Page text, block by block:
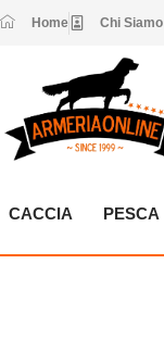
al
Home Chi Siamo
CACCIA PESCA